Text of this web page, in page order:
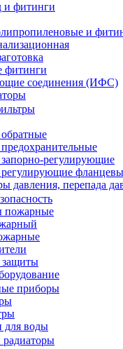
и фитинги
и
фитинги
соединения (ИФС)
регулирующие
давления, перепада
пожарные
защиты
приборы
для воды